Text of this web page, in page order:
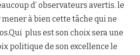
d’ observateurs avertis. le
à bien cette tâche qui ne
plus est son choix sera une
politique de son excellence le